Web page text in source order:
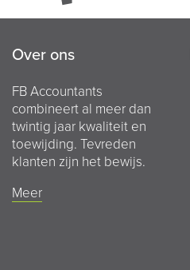
Over ons
FB Accountants
combineert al meer dan
twintig jaar kwaliteit en
toewijding. Tevreden
klanten zijn het bewijs.
Meer